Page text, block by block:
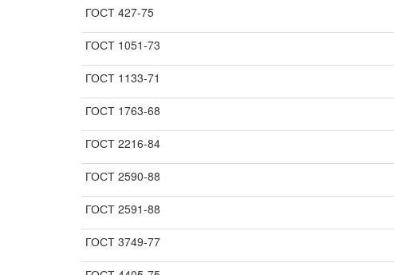
ГОСТ 427-75
ГОСТ 1051-73
ГОСТ 1133-71
ГОСТ 1763-68
ГОСТ 2216-84
ГОСТ 2590-88
ГОСТ 2591-88
ГОСТ 3749-77